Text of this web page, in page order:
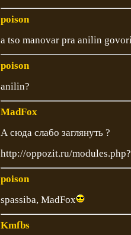
poison
a tso manovar pra anilin
poison
anilin?
MadFox
А сюда слабо заглянуть ?
http://oppozit.ru/
poison
spassiba, MadFox
Kmfbs